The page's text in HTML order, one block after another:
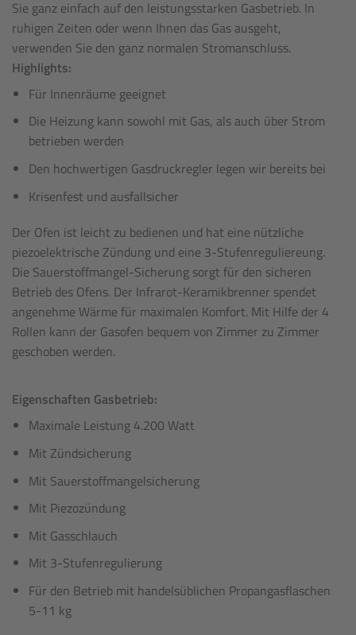
Sie ganz einfach auf den leistungsstarken Gasbetrieb. In
ruhigen Zeiten oder wenn Ihnen das Gas ausgeht,
verwenden Sie den ganz normalen Stromanschluss.
Highlights:
Für Innenräume geeignet
Die Heizung kann sowohl mit Gas, als auch über Strom
betrieben werden
Den hochwertigen Gasdruckregler legen wir bereits bei
Krisenfest und ausfallsicher
Der Ofen ist leicht zu bedienen und hat eine nützliche
piezoelektrische Zündung und eine 3-Stufenreguliereung.
Die Sauerstoffmangel-Sicherung sorgt für den sicheren
Betrieb des Ofens. Der Infrarot-Keramikbrenner spendet
angenehme Wärme für maximalen Komfort. Mit Hilfe der 4
Rollen kann der Gasofen bequem von Zimmer zu Zimmer
geschoben werden.
Eigenschaften Gasbetrieb:
Maximale Leistung 4.200 Watt
Mit Zündsicherung
Mit Sauerstoffmangelsicherung
Mit Piezozündung
Mit Gasschlauch
Mit 3-Stufenregulierung
Für den Betrieb mit handelsüblichen Propangasflaschen
5-11 kg